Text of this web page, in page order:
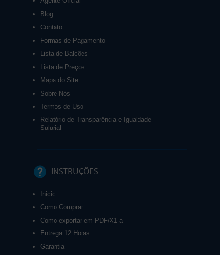
Blog
Contato
Formas de Pagamento
Lista de Balcões
Lista de Preços
Mapa do Site
Sobre Nós
Termos de Uso
Relatório de Transparência e Igualdade
Salarial
INSTRUÇÕES
Inicio
Como Comprar
Como exportar em PDF/X1-a
Entrega 12 Horas
Garantia